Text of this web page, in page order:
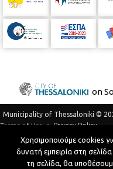
on
Municipality of Thessaloniki ©
Terms of Use
Privacy Policy
Telephone Catalog
Developed byMyCompany
Χρησιμοποιούμε cookies
δυνατή εμπειρία στη
τη σελίδα, θα